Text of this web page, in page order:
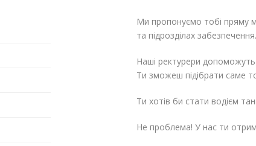
Ми пропонуємо тобі пряму
та підрозділах забезпечення.
Наші ректурери допоможуть
Ти зможеш підібрати саме
Ти хотів би стати водієм
Не проблема! У нас ти